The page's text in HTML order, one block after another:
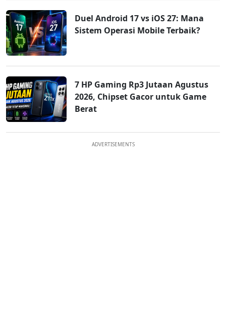
Duel Android 17 vs iOS 27: Mana
Sistem Operasi Mobile Terbaik?
7 HP Gaming Rp3 Jutaan Agustus
2026, Chipset Gacor untuk Game
Berat
ADVERTISEMENTS